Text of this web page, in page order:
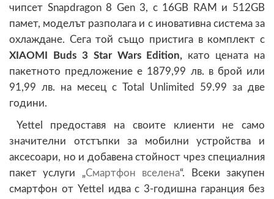
чипсет Snapdragon 8 Gen 3, с 16GB RAM и 512GB
памет, моделът разполага и с иновативна система за
охлаждане. Сега той също пристига в комплект с
XIAOMI Buds 3 Star Wars Edition, като цената на
пакетното предложение е 1879,99 лв. в брой или
91,99 лв. на месец с Total Unlimited 59.99 за две
години.
Yettel предоставя на своите клиенти не само
значителни отстъпки за мобилни устройства и
аксесоари, но и добавена стойност чрез специалния
пакет услуги „Смартфон вселена“. Всеки закупен
смартфон от Yettel идва с 3-годишна гаранция без